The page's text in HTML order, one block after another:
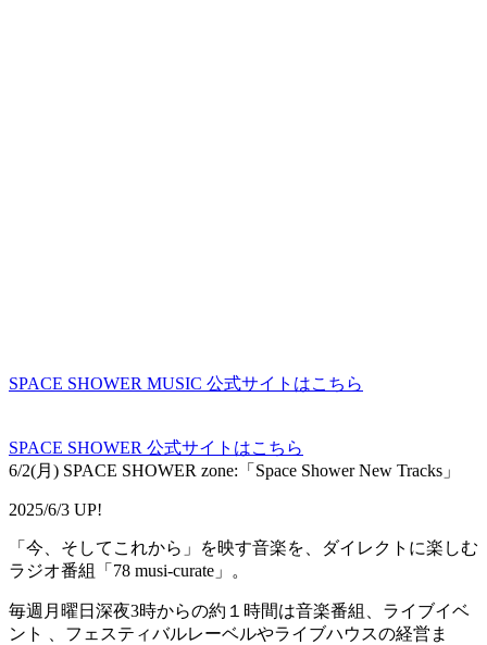
SPACE SHOWER MUSIC 公式サイトはこちら
SPACE SHOWER 公式サイトはこちら
6/2(月) SPACE SHOWER zone:「Space Shower New Tracks」
2025/6/3 UP!
「今、そしてこれから」を映す音楽を、ダイレクトに楽しむ
ラジオ番組「78 musi-curate」。
毎週月曜日深夜3時からの約１時間は音楽番組、ライブイベ
ント 、フェスティバルレーベルやライブハウスの経営ま